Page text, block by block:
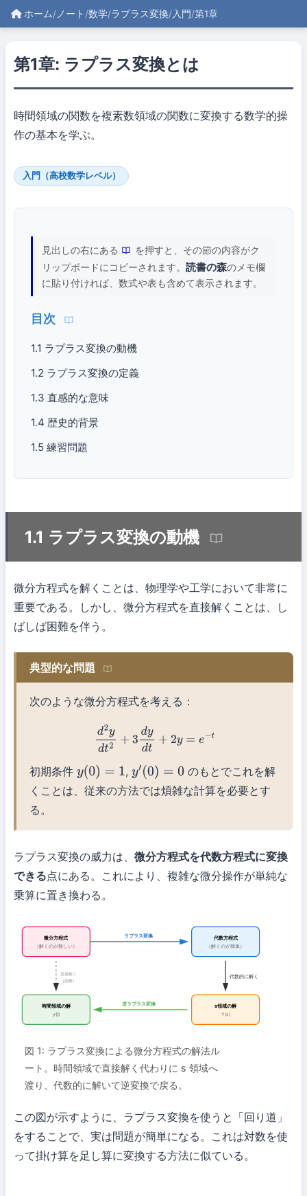
ホーム/ ノート /数学/ラプラス変換/入門/第1章
第1章: ラプラス変換とは
時間領域の関数を複素数領域の関数に変換する数学的操
作の基本を学ぶ。
入門（高校数学レベル）
見出しの右にある
を押すと、その節の内容がク
リップボードにコピーされます。 読書の森のメモ欄
に貼り付ければ、数式や表も含めて表示されます。
目次
1.1 ラプラス変換の動機
1.2 ラプラス変換の定義
1.3 直感的な意味
1.4 歴史的背景
1.5 練習問題
1.1 ラプラス変換の動機
微分方程式を解くことは、物理学や工学において非常に
重要である。しかし、微分方程式を直接解くことは、し
ばしば困難を伴う。
典型的な問題
次のような微分方程式を考える：
d2y d 2+3d d +2 t
初期条件y(0)=1 ,y′ (0)= 0
のもとでこれを解
くことは、従来の方法では煩雑な計算を必要とす
る。
ラプラス変換の威力は、 微分方程式を代数方程式に変換
できる点にある。これにより、複雑な微分操作が単純な
乗算に置き換わる。
微分方程式
（解くのが難しい）
代数方程式
（解くのが簡単）
時間領域の解
y(t)
s領域の解
Y(s)
ラプラス変換
代数的に解く
逆ラプラス変換
直接解く
（困難）
図 1: ラプラス変換による微分方程式の解法ル
ート。時間領域で直接解く代わりに s 領域へ
渡り、代数的に解いて逆変換で戻る。
この図が示すように、ラプラス変換を使うと「回り道」
をすることで、実は問題が簡単になる。これは対数を使
って掛け算を足し算に変換する方法に似ている。